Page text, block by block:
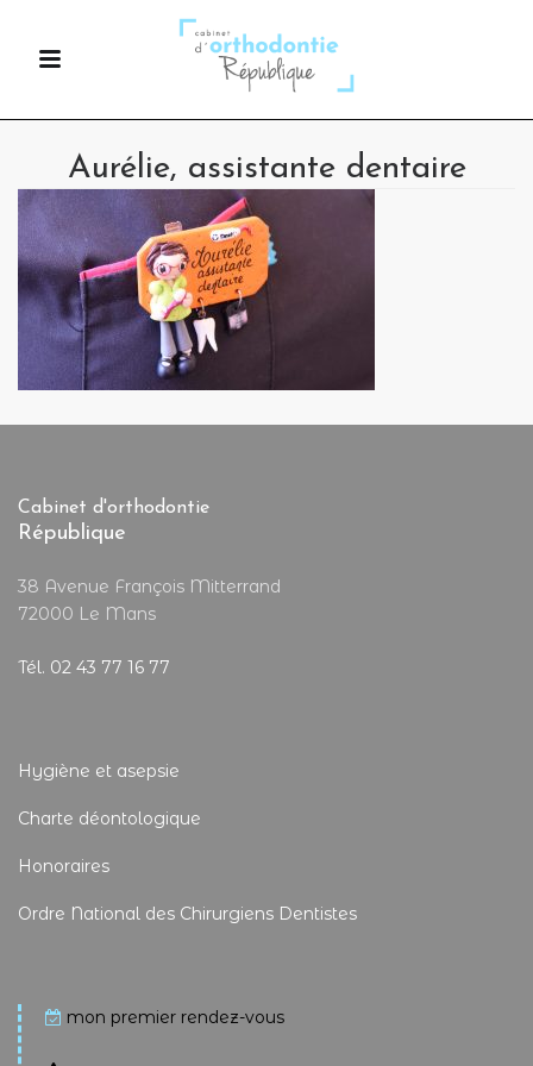
Aurélie, assistante dentaire
Cabinet d'orthodontie
République
38 Avenue François Mitterrand
72000 Le Mans
Tél. 02 43 77 16 77
Hygiène et asepsie
Charte déontologique
Honoraires
Ordre National des Chirurgiens Dentistes
mon premier rendez-vous